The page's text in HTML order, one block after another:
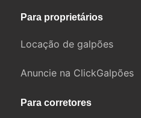
Para proprietários
Locação de galpões
Anuncie na ClickGalpões
Para corretores